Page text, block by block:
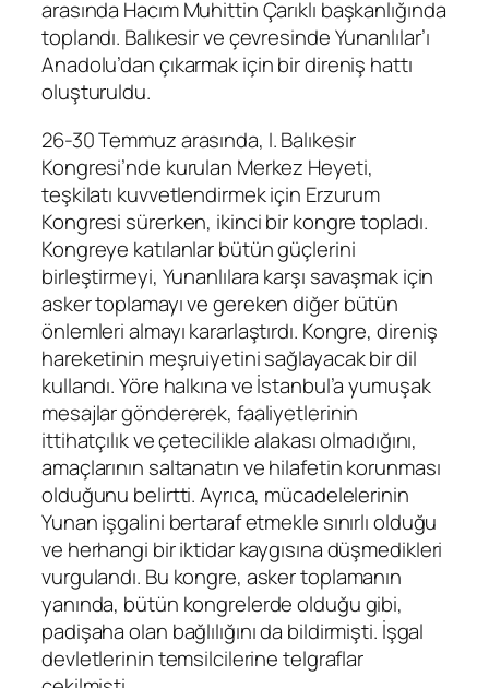
arasında Hacım Muhittin Çarıklı başkanlığında
toplandı. Balıkesir ve çevresinde Yunanlılar’ı
Anadolu’dan çıkarmak için bir direniş hattı
oluşturuldu.
26-30 Temmuz arasında, I. Balıkesir
Kongresi’nde kurulan Merkez Heyeti,
teşkilatı kuvvetlendirmek için Erzurum
Kongresi sürerken, ikinci bir kongre topladı.
Kongreye katılanlar bütün güçlerini
birleştirmeyi, Yunanlılara karşı savaşmak için
asker toplamayı ve gereken diğer bütün
önlemleri almayı kararlaştırdı. Kongre, direniş
hareketinin meşruiyetini sağlayacak bir dil
kullandı. Yöre halkına ve İstanbul’a yumuşak
mesajlar göndererek, faaliyetlerinin
ittihatçılık ve çetecilikle alakası olmadığını,
amaçlarının saltanatın ve hilafetin korunması
olduğunu belirtti. Ayrıca, mücadelelerinin
Yunan işgalini bertaraf etmekle sınırlı olduğu
ve herhangi bir iktidar kaygısına düşmedikleri
vurgulandı. Bu kongre, asker toplamanın
yanında, bütün kongrelerde olduğu gibi,
padişaha olan bağlılığını da bildirmişti. İşgal
devletlerinin temsilcilerine telgraflar